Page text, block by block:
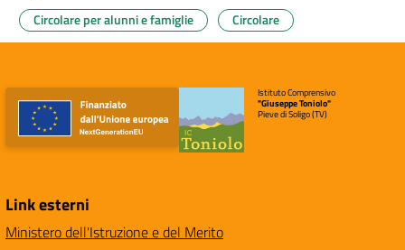
Circolare per alunni e famiglie Circolare
Istituto Comprensivo
"Giuseppe Toniolo"
Pieve di Soligo (TV)
Link esterni
Ministero dell'Istruzione e del Merito